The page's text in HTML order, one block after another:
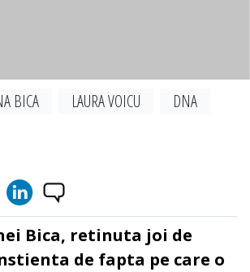
BICA LAURA VOICU
DNA
Bica, retinuta joi de
de fapta pe care o